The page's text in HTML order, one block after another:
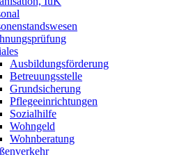
Ausbildungsförderung
Betreuungsstelle
Grundsicherung
Pflegeeinrichtungen
Sozialhilfe
Wohngeld
Wohnberatung